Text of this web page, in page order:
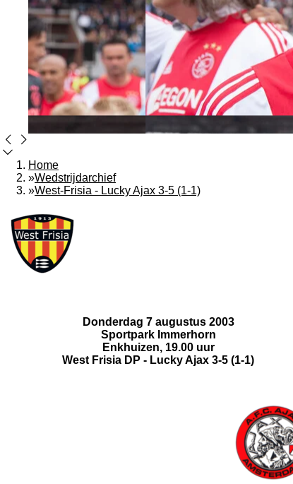
Home
»Wedstrijdarchief
»West-Frisia - Lucky Ajax 3-5 (1-1)
Donderdag 7 augustus 2003
Sportpark Immerhorn
Enkhuizen, 19.00 uur
West Frisia DP - Lucky Ajax 3-5 (1-1)